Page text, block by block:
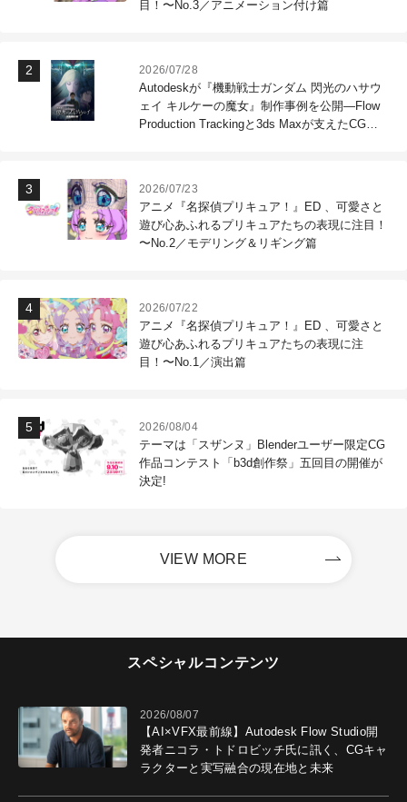
目！〜No.3／アニメーション付け篇
2026/07/28
Autodeskが『機動戦士ガンダム 閃光のハサウ
ェイ キルケーの魔女』制作事例を公開―Flow
Production Trackingと3ds Maxが支えたCG制
2026/07/23
アニメ『名探偵プリキュア！』ED 、可愛さと
遊び心あふれるプリキュアたちの表現に注目！
〜No.2／モデリング＆リギング篇
2026/07/22
アニメ『名探偵プリキュア！』ED 、可愛さと
遊び心あふれるプリキュアたちの表現に注
目！〜No.1／演出篇
2026/08/04
テーマは「スザンヌ」Blenderユーザー限定CG
作品コンテスト「b3d創作祭」五回目の開催が
決定!
VIEW MORE
スペシャルコンテンツ
2026/08/07
【AI×VFX最前線】Autodesk Flow Studio開
発者ニコラ・トドロビッチ氏に訊く、CGキャ
ラクターと実写融合の現在地と未来